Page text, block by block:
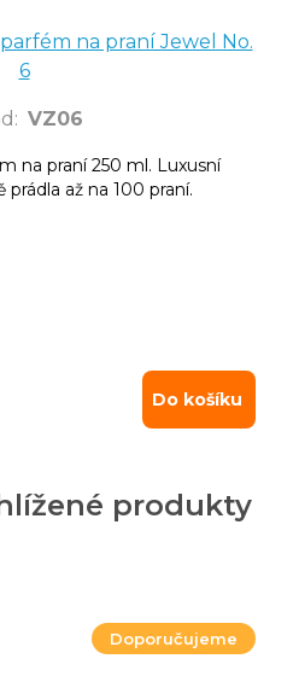
na praní Jewel No.
6
: VZ06
na praní 250 ml. Luxusní
až na 100 praní.
Do košíku
produkty
Doporučujeme